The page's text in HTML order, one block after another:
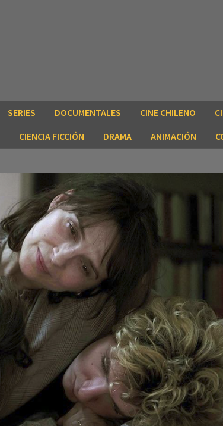
SERIES DOCUMENTALES CINE CHILENO
CIENCIA FICCIÓN DRAMA ANIMACIÓN